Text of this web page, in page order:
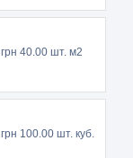
40.00 шт. м2
100.00 шт. куб.